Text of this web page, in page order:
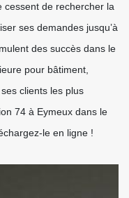
cessent de rechercher la
ses demandes jusqu’à
des succès dans le
pour bâtiment,
clients les plus
74 à Eymeux dans le
le en ligne !